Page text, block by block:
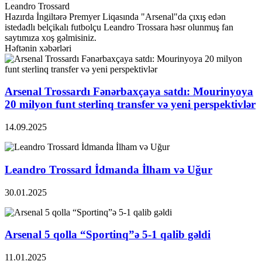
Leandro Trossard
Hazırda İngiltərə Premyer Liqasında "Arsenal"da çıxış edən
istedadlı belçikalı futbolçu Leandro Trossara həsr olunmuş fan
saytımıza xoş gəlmisiniz.
Həftənin xəbərləri
Arsenal Trossardı Fənərbaxçaya satdı: Mourinyoya
20 milyon funt sterlinq transfer və yeni perspektivlər
14.09.2025
Leandro Trossard İdmanda İlham və Uğur
30.01.2025
Arsenal 5 qolla “Sportinq”ə 5-1 qalib gəldi
11.01.2025